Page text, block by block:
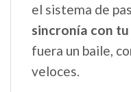
el sistema de
sincronía con
fuera un baile,
veloces.